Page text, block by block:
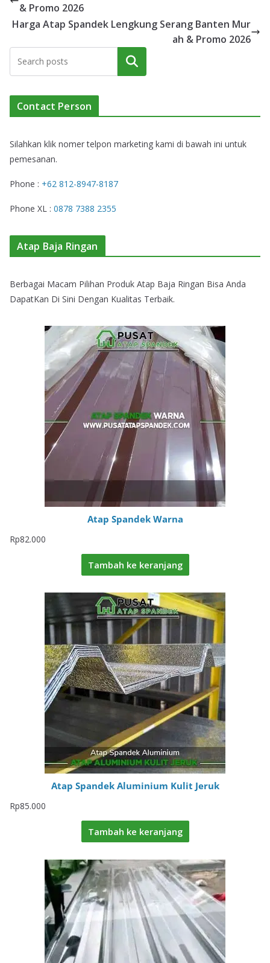
& Promo 2026
Harga Atap Spandek Lengkung Serang Banten Mur
ah & Promo 2026
Cari
Contact Person
Silahkan klik nomer telpon marketing kami di bawah ini untuk
pemesanan.
Phone : +62 812-8947-8187
Phone XL : 0878 7388 2355
Atap Baja Ringan
Berbagai Macam Pilihan Produk Atap Baja Ringan Bisa Anda
DapatKan Di Sini Dengan Kualitas Terbaik.
Atap Spandek Warna
Rp82.000
Tambah ke keranjang
Atap Spandek Aluminium Kulit Jeruk
Rp85.000
Tambah ke keranjang